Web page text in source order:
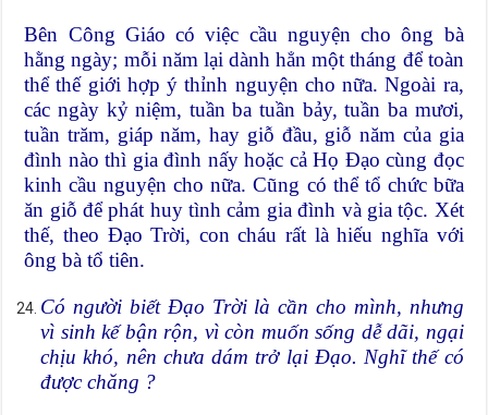
Bên Công Giáo có việc cầu nguyện cho ông bà
hằng ngày; mỗi năm lại dành hẳn một tháng để toàn
thể thế giới hợp ý thỉnh nguyện cho nữa. Ngoài ra,
các ngày kỷ niệm, tuần ba tuần bảy, tuần ba mươi,
tuần trăm, giáp năm, hay giỗ đầu, giỗ năm của gia
đình nào thì gia đình nấy hoặc cả Họ Đạo cùng đọc
kinh cầu nguyện cho nữa. Cũng có thể tổ chức bữa
ăn giỗ để phát huy tình cảm gia đình và gia tộc. Xét
thế, theo Đạo Trời, con cháu rất là hiếu nghĩa với
ông bà tổ tiên.
Có người biết Đạo Trời là cần cho mình, nhưng
vì sinh kế bận rộn, vì còn muốn sống dễ dãi, ngại
chịu khó, nên chưa dám trở lại Đạo. Nghĩ thế có
được chăng ?